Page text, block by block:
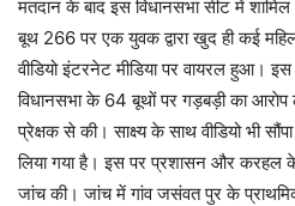
मतदान के बाद इस विधानसभा सीट में
बूथ 266 पर एक युवक द्वारा खुद ही कई
वीडियो इंटरनेट मीडिया पर वायरल हुआ।
विधानसभा के 64 बूथों पर गड़बड़ी का
प्रेक्षक से की। साक्ष्य के साथ वीडियो भी
लिया गया है। इस पर प्रशासन और करहल
जांच की। जांच में गांव जसंवत पुर के